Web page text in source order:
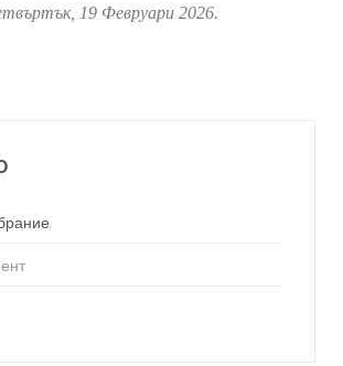
19 Февруари 2026.